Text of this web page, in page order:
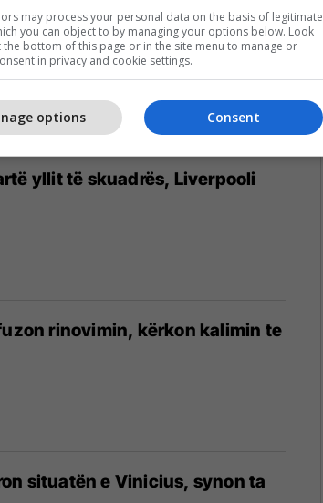
yllit të skuadrës, Liverpooli
rinovimin, kërkon kalimin te
situatën e Vinicius, synon ta
may process your personal data on the basis of legitimate
you can object to by managing your options below. Look
the bottom of this page or in the site menu to manage or
in privacy and cookie settings.
Consent
options